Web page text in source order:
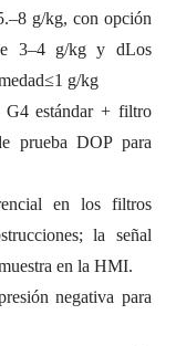
–8 g/kg, con opción
3–4 g/kg y dLos
≤1 g/kg
G4 estándar + filtro
prueba DOP para
en los filtros
la señal
en la HMI.
negativa para